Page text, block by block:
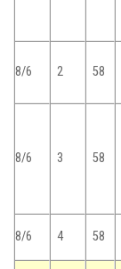
8/6 2 58
8/6 3 58
8/6 4 58